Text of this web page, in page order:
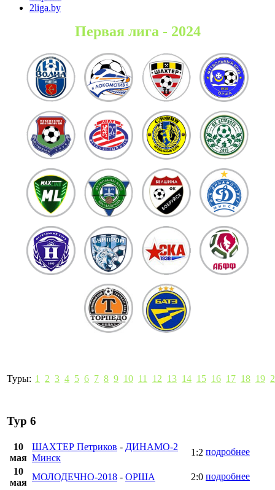
2liga.by
Первая лига - 2024
Туры: 1 2 3 4 5 6 7 8 9 10 11 12 13 14 15 16 17 18 19
Тур 6
10
мая
ШАХТЕР Петриков - ДИНАМО-2
Минск
1:2 подробнее
10
мая
МОЛОДЕЧНО-2018 - ОРША 2:0 подробнее